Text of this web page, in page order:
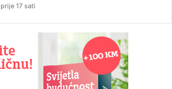
prije 17 sati